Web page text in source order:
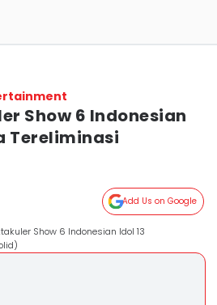
Show 6 Indonesian
Tereliminasi
Add Us on Google
Show 6 Indonesian Idol 13